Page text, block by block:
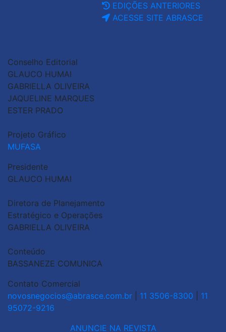
EDIÇÕES ANTERIORES
ACESSE SITE ABRASCE
Conselho Editorial
GLAUCO HUMAI
GABRIELLA OLIVEIRA
JAQUELINE MARQUES
ESTER PRADO
Projeto Gráfico
MUFASA
Presidente
GLAUCO HUMAI
Diretora de Planejamento
Estratégico e Operações
GABRIELLA OLIVEIRA
Conteúdo
BASSANEZE COMUNICA
Contato Comercial
novosnegocios@abrasce.com.br
11 3506-8300
11
95072-9216
ANUNCIE NA REVISTA